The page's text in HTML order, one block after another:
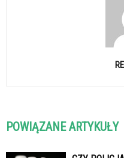
POWIĄZANE ARTYKUŁY